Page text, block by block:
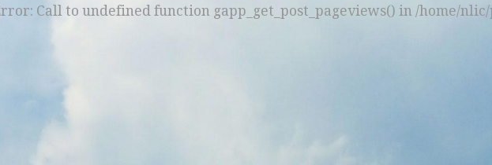
Call to undefined function gapp_get_post_pageviews() in /